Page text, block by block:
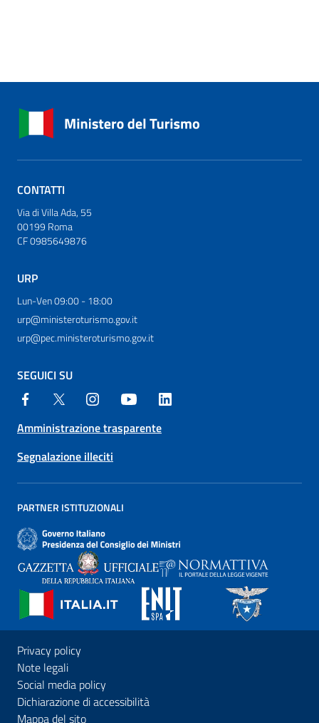
CONTATTI
Via di Villa Ada, 55
00199 Roma
CF 0985649876
URP
Lun-Ven 09:00 - 18:00
urp@ministeroturismo.gov.it
urp@pec.ministeroturismo.gov.it
SEGUICI SU
Amministrazione trasparente
Segnalazione illeciti
PARTNER ISTITUZIONALI
Privacy policy
Note legali
Social media policy
Dichiarazione di accessibilità
Mappa del sito